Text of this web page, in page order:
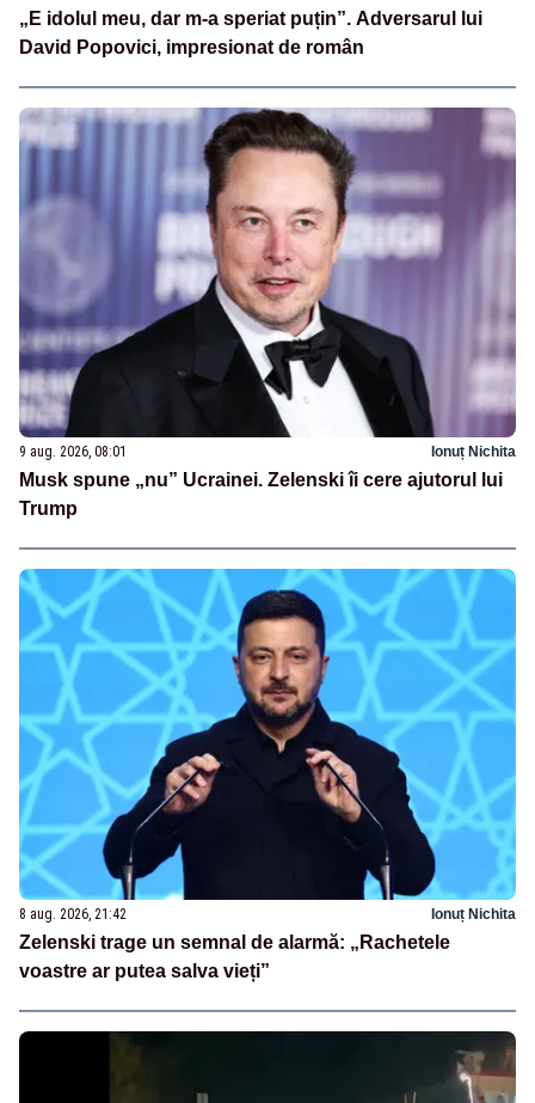
„E idolul meu, dar m-a speriat puțin”. Adversarul lui
David Popovici, impresionat de român
9 aug. 2026, 08:01 Ionuț Nichita
Musk spune „nu” Ucrainei. Zelenski îi cere ajutorul lui
Trump
8 aug. 2026, 21:42 Ionuț Nichita
Zelenski trage un semnal de alarmă: „Rachetele
voastre ar putea salva vieți”